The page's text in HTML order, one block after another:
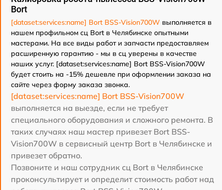
Bort
[dataset:services:name] Bort BSS-Vision700W выполняется в
нашем профильном сц Bort в Челябинске опытными
мастерами. На все виды работ и запчасти предоставляем
расширенную гарантию - мы в сц уверены в качестве
наших услуг. [dataset:services:name] Bort BSS-Vision700W
будет стоить на -15% дешевле при оформлении заказа на
сайте через форму заказа звонка.
[dataset:services:name] Bort BSS-Vision700W
выполняется на выезде, если не требует
специального оборудования и сложного ремонта. В
таких случаях наш мастер привезет Bort BSS-
Vision700W в сервисный центр Bort в Челябинске и
привезет обратно.
Позвоните и наш сотрудник сц Bort в Челябинске
проконсультирует и определит стоимость работ над